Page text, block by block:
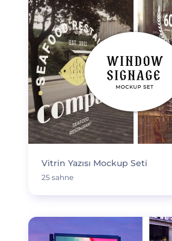
Vitrin Yazısı Mockup Seti
25 sahne